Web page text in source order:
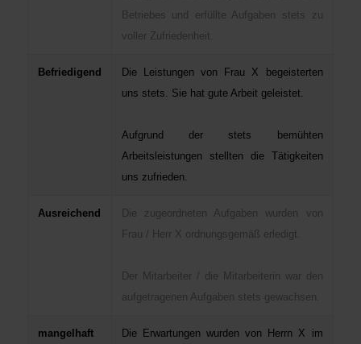
Betriebes und erfüllte Aufgaben stets zu
voller Zufriedenheit.
Befriedigend
Die Leistungen von Frau X begeisterten
uns stets. Sie hat gute Arbeit geleistet.
Aufgrund der stets bemühten
Arbeitsleistungen stellten die Tätigkeiten
uns zufrieden.
Ausreichend
Die zugeordneten Aufgaben wurden von
Frau / Herr X ordnungsgemäß erledigt.
Der Mitarbeiter / die Mitarbeiterin war den
aufgetragenen Aufgaben stets gewachsen.
mangelhaft
Die Erwartungen wurden von Herrn X im